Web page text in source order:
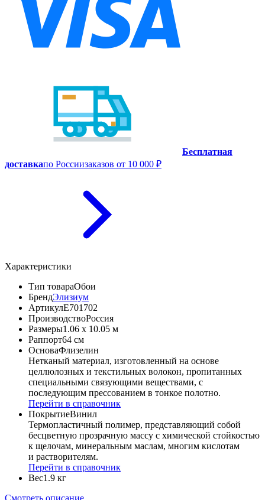
Бесплатная
доставкапо Россиизаказов от 10 000 ₽
Характеристики
Тип товараОбои
БрендЭлизиум
АртикулЕ701702
ПроизводствоРоссия
Размеры1.06 x 10.05 м
Раппорт64 см
ОсноваФлизелин
Нетканый материал, изготовленный на основе
целлюлозных и текстильных волокон, пропитанных
специальными связующими веществами, с
последующим прессованием в тонкое полотно.
Перейти в справочник
ПокрытиеВинил
Термопластичный полимер, представляющий собой
бесцветную прозрачную массу с химической стойкостью
к щелочам, минеральным маслам, многим кислотам
и растворителям.
Перейти в справочник
Вес1.9 кг
Смотреть описание